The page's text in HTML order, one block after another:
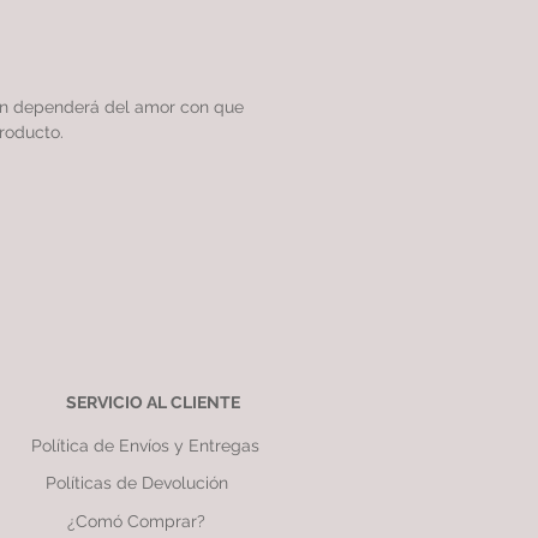
dependerá del amor con que
SERVICIO AL CLIENTE
Política de Envíos y Entregas
Políticas de Devolución
¿Comó Comprar?